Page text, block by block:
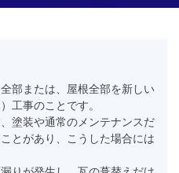
部または、屋根全部を新しい
工事のことです。
塗装や通常のメンテナンスだ
とがあり、こうした場合には